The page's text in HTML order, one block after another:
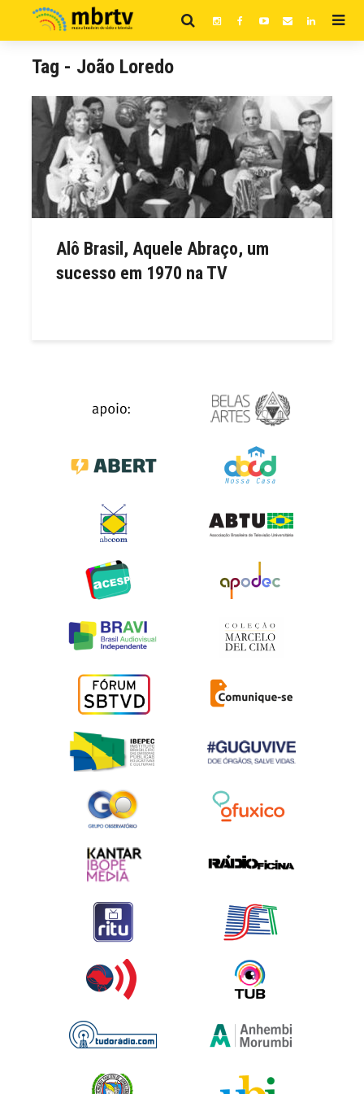
Tag - João Loredo
Alô Brasil, Aquele Abraço, um
sucesso em 1970 na TV